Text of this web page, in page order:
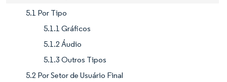
5.1 Por Tipo
5.1.1 Gráficos
5.1.2 Áudio
5.1.3 Outros Tipos
5.2 Por Setor de Usuário Final